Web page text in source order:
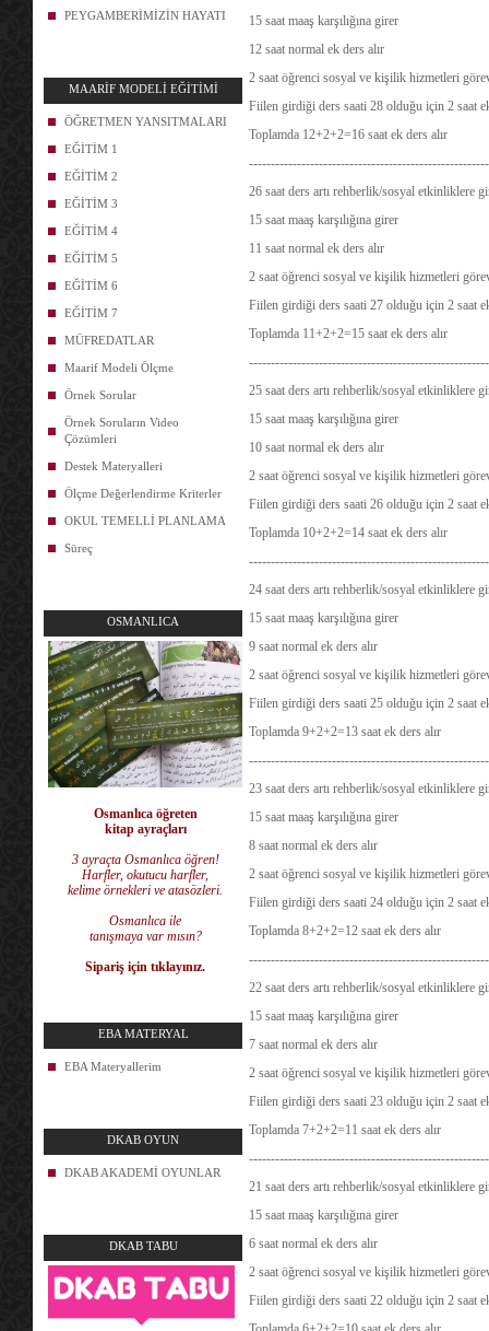
PEYGAMBERİMİZİN HAYATI
MAARİF MODELİ EĞİTİMİ
ÖĞRETMEN YANSITMALARI
EĞİTİM 1
EĞİTİM 2
EĞİTİM 3
EĞİTİM 4
EĞİTİM 5
EĞİTİM 6
EĞİTİM 7
MÜFREDATLAR
Maarif Modeli Ölçme
Örnek Sorular
Örnek Soruların Video
Çözümleri
Destek Materyalleri
Ölçme Değerlendirme Kriterler
OKUL TEMELLİ PLANLAMA
Süreç
OSMANLICA
Osmanlıca öğreten
kitap ayraçları
3 ayraçta Osmanlıca öğren!
Harfler, okutucu harfler,
kelime örnekleri ve atasözleri.
Osmanlıca ile
tanışmaya var mısın?
Sipariş için tıklayınız.
EBA MATERYAL
EBA Materyallerim
DKAB OYUN
DKAB AKADEMİ OYUNLAR
DKAB TABU
15 saat maaş karşılığına girer
12 saat normal ek ders alır
2 saat öğrenci sosyal ve kişilik hizmetleri
Fiilen girdiği ders saati 28 olduğu için 2 saat
Toplamda 12+2+2=16 saat ek ders alır
26 saat ders artı rehberlik/sosyal etkinliklere
15 saat maaş karşılığına girer
11 saat normal ek ders alır
2 saat öğrenci sosyal ve kişilik hizmetleri
Fiilen girdiği ders saati 27 olduğu için 2 saat
Toplamda 11+2+2=15 saat ek ders alır
25 saat ders artı rehberlik/sosyal etkinliklere
15 saat maaş karşılığına girer
10 saat normal ek ders alır
2 saat öğrenci sosyal ve kişilik hizmetleri
Fiilen girdiği ders saati 26 olduğu için 2 saat
Toplamda 10+2+2=14 saat ek ders alır
24 saat ders artı rehberlik/sosyal etkinliklere
15 saat maaş karşılığına girer
9 saat normal ek ders alır
2 saat öğrenci sosyal ve kişilik hizmetleri
Fiilen girdiği ders saati 25 olduğu için 2 saat
Toplamda 9+2+2=13 saat ek ders alır
23 saat ders artı rehberlik/sosyal etkinliklere
15 saat maaş karşılığına girer
8 saat normal ek ders alır
2 saat öğrenci sosyal ve kişilik hizmetleri
Fiilen girdiği ders saati 24 olduğu için 2 saat
Toplamda 8+2+2=12 saat ek ders alır
22 saat ders artı rehberlik/sosyal etkinliklere
15 saat maaş karşılığına girer
7 saat normal ek ders alır
2 saat öğrenci sosyal ve kişilik hizmetleri
Fiilen girdiği ders saati 23 olduğu için 2 saat
Toplamda 7+2+2=11 saat ek ders alır
21 saat ders artı rehberlik/sosyal etkinliklere
15 saat maaş karşılığına girer
6 saat normal ek ders alır
2 saat öğrenci sosyal ve kişilik hizmetleri
Fiilen girdiği ders saati 22 olduğu için 2 saat